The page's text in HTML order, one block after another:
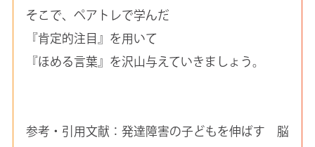
そこで、ペアトレで学んだ
『肯定的注目』を用いて
『ほめる言葉』を沢山与えていきましょう。
参考・引用文献：発達障害の子どもを伸ばす 脳